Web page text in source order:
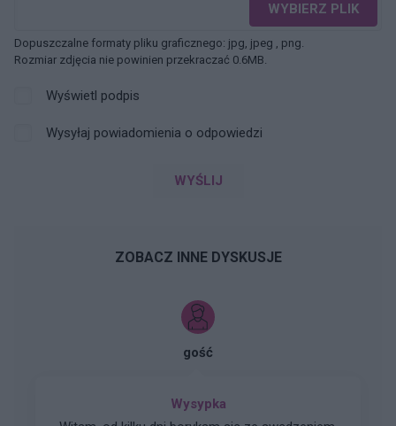
WYBIERZ PLIK
Dopuszczalne formaty pliku graficznego: jpg, jpeg , png.
Rozmiar zdjęcia nie powinien przekraczać 0.6MB.
Wyświetl podpis
Wysyłaj powiadomienia o odpowiedzi
WYŚLIJ
ZOBACZ INNE DYSKUSJE
gość
Wysypka